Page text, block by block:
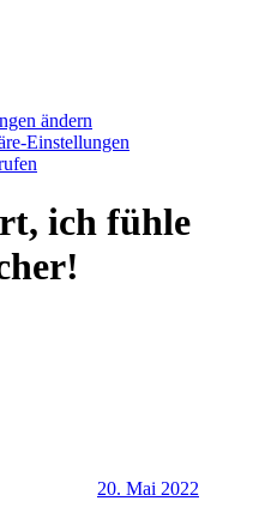
ändern
Einstellungen
ich fühle
20. Mai 2022